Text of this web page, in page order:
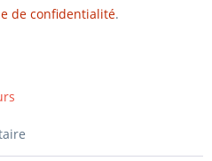
de confidentialité.